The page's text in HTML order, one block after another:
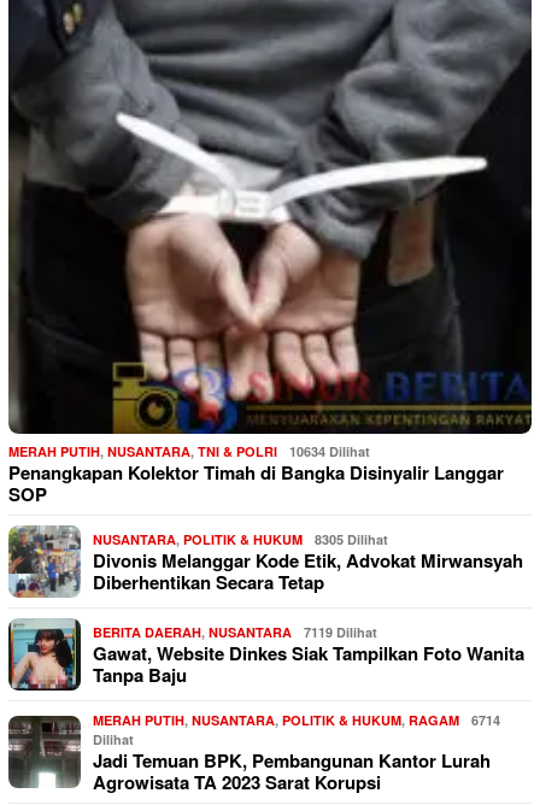
MERAH PUTIH, NUSANTARA, TNI & POLRI 10634 Dilihat
Penangkapan Kolektor Timah di Bangka Disinyalir Langgar
SOP
NUSANTARA, POLITIK & HUKUM 8305 Dilihat
Divonis Melanggar Kode Etik, Advokat Mirwansyah
Diberhentikan Secara Tetap
BERITA DAERAH, NUSANTARA 7119 Dilihat
Gawat, Website Dinkes Siak Tampilkan Foto Wanita
Tanpa Baju
MERAH PUTIH, NUSANTARA, POLITIK & HUKUM, RAGAM
6714
Dilihat
Jadi Temuan BPK, Pembangunan Kantor Lurah
Agrowisata TA 2023 Sarat Korupsi